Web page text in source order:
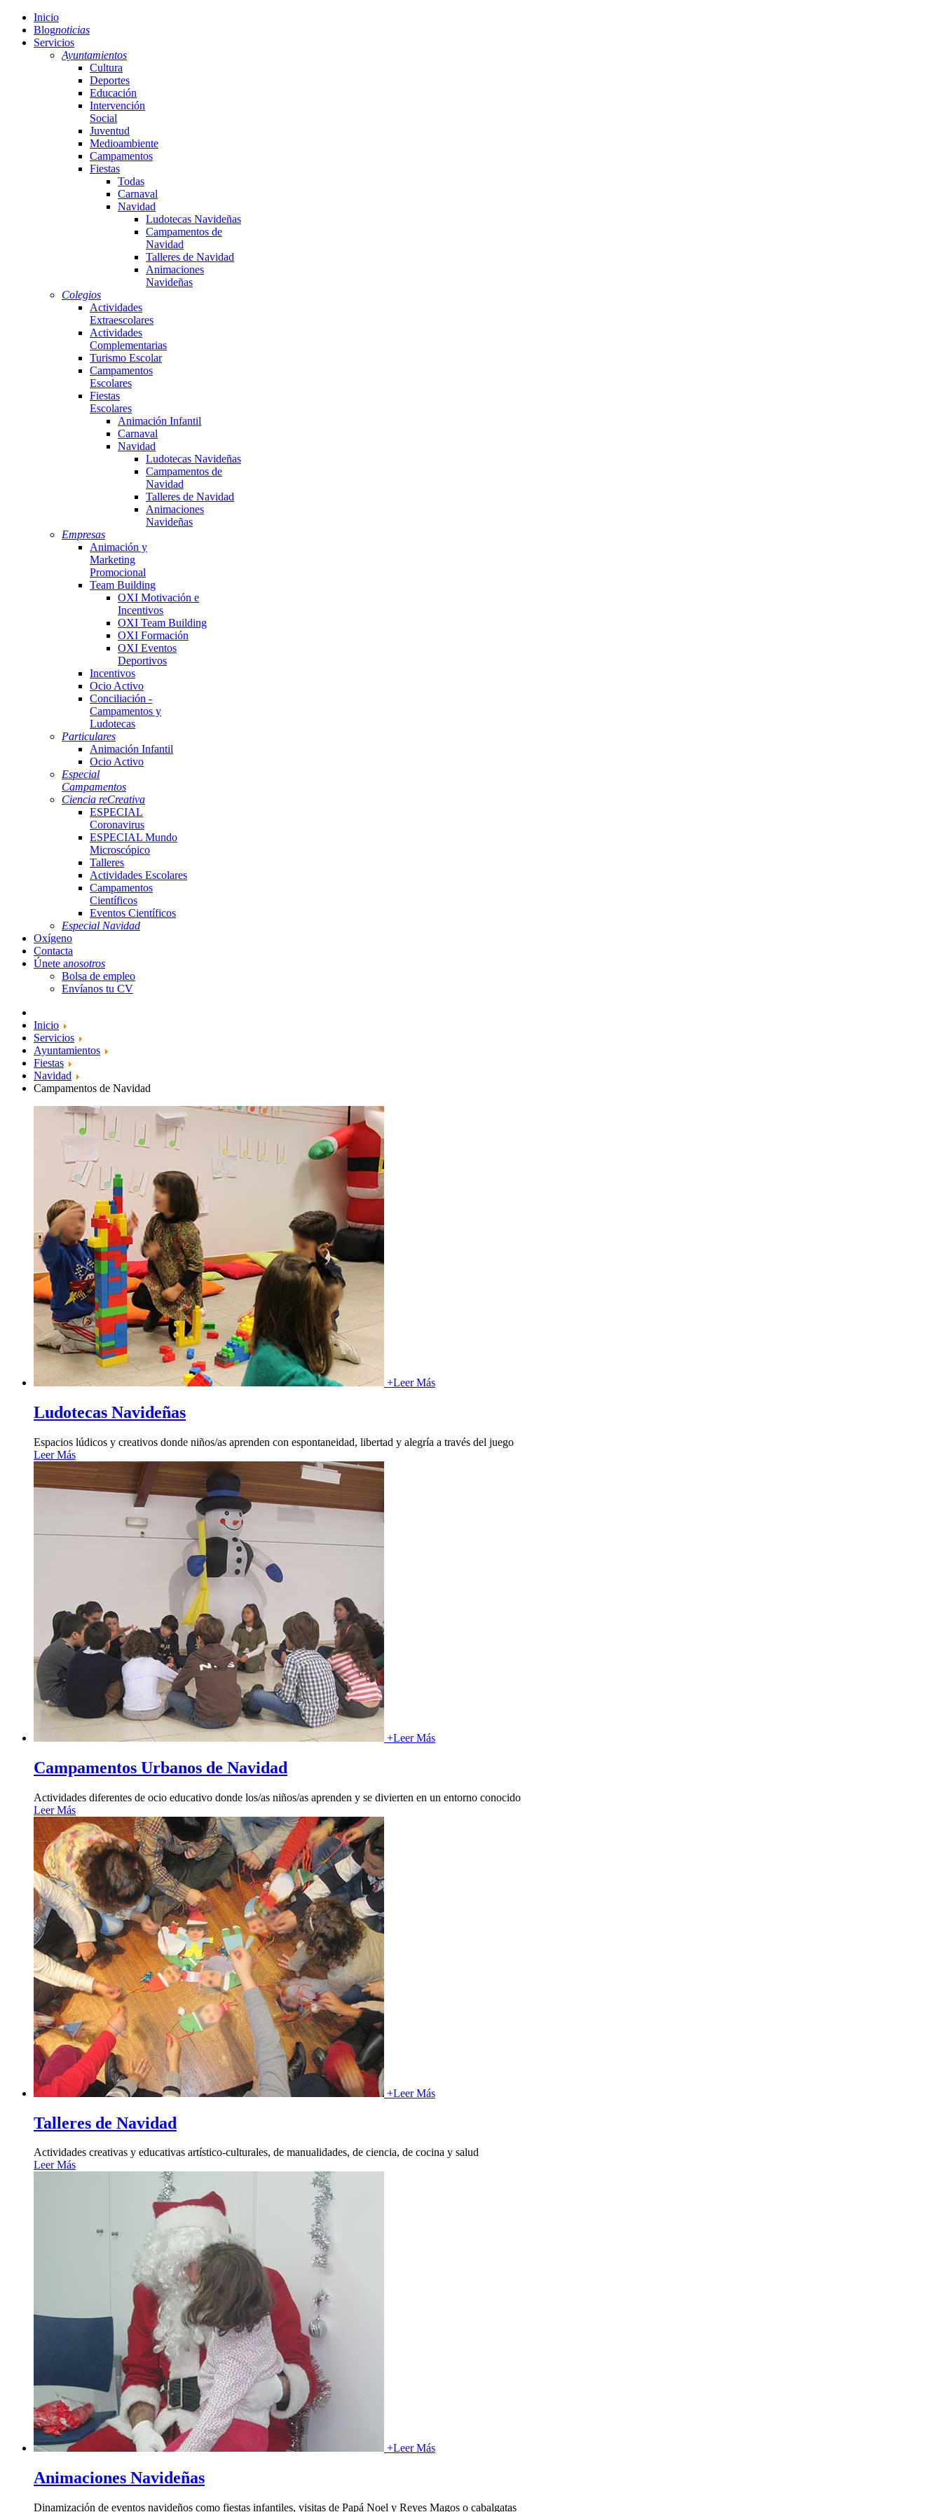
Inicio
Blognoticias
Servicios
Ayuntamientos
Cultura
Deportes
Educación
Intervención
Social
Juventud
Medioambiente
Campamentos
Fiestas
Todas
Carnaval
Navidad
Ludotecas Navideñas
Campamentos de
Navidad
Talleres de Navidad
Animaciones
Navideñas
Colegios
Actividades
Extraescolares
Actividades
Complementarias
Turismo Escolar
Campamentos
Escolares
Fiestas
Escolares
Animación Infantil
Carnaval
Navidad
Ludotecas Navideñas
Campamentos de
Navidad
Talleres de Navidad
Animaciones
Navideñas
Empresas
Animación y
Marketing
Promocional
Team Building
OXI Motivación e
Incentivos
OXI Team Building
OXI Formación
OXI Eventos
Deportivos
Incentivos
Ocio Activo
Conciliación -
Campamentos y
Ludotecas
Particulares
Animación Infantil
Ocio Activo
Especial
Campamentos
Ciencia reCreativa
ESPECIAL
Coronavirus
ESPECIAL Mundo
Microscópico
Talleres
Actividades Escolares
Campamentos
Científicos
Eventos Científicos
Especial Navidad
Oxígeno
Contacta
Únete anosotros
Bolsa de empleo
Envíanos tu CV
Inicio
Servicios
Ayuntamientos
Fiestas
Navidad
Campamentos de Navidad
+Leer Más
Ludotecas Navideñas
Espacios lúdicos y creativos donde niños/as aprenden con espontaneidad, libertad y alegría a través del juego
Leer Más
+Leer Más
Campamentos Urbanos de Navidad
Actividades diferentes de ocio educativo donde los/as niños/as aprenden y se divierten en un entorno conocido
Leer Más
+Leer Más
Talleres de Navidad
Actividades creativas y educativas artístico-culturales, de manualidades, de ciencia, de cocina y salud
Leer Más
+Leer Más
Animaciones Navideñas
Dinamización de eventos navideños como fiestas infantiles, visitas de Papá Noel y Reyes Magos o cabalgatas